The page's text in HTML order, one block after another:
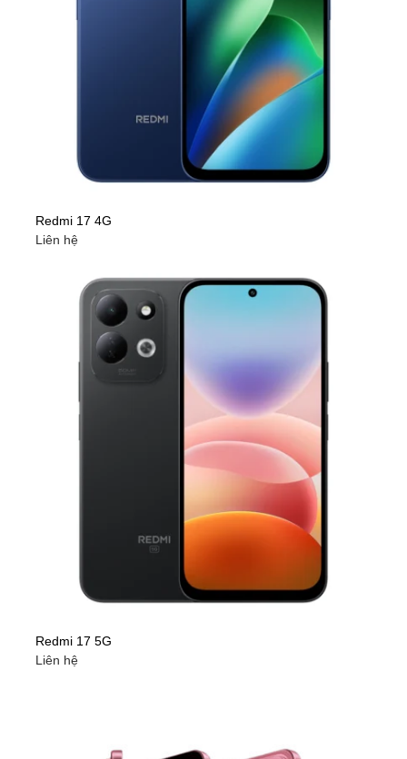
Redmi 17 4G
Liên hệ
Redmi 17 5G
Liên hệ